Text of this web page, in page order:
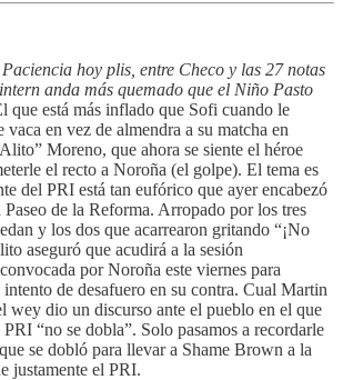
Paciencia hoy plis, entre Checo y las 27 notas
anda más quemado que el Niño Pasto
que está más inflado que Sofi cuando le
vaca en vez de almendra a su matcha en
Moreno, que ahora se siente el héroe
el recto a Noroña (el golpe). El tema es
del PRI está tan eufórico que ayer encabezó
Paseo de la Reforma. Arropado por los tres
y los dos que acarrearon gritando “¡No
aseguró que acudirá a la sesión
por Noroña este viernes para
intento de desafuero en su contra. Cual Martin
wey dio un discurso ante el pueblo en el que
“no se dobla”. Solo pasamos a recordarle
se dobló para llevar a Shame Brown a la
justamente el PRI.